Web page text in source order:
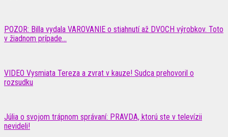
POZOR: Billa vydala VAROVANIE o stiahnutí až DVOCH výrobkov. Toto
v žiadnom prípade...
VIDEO Vysmiata Tereza a zvrat v kauze! Sudca prehovoril o
rozsudku
Júlia o svojom trápnom správaní: PRAVDA, ktorú ste v televízii
nevideli!